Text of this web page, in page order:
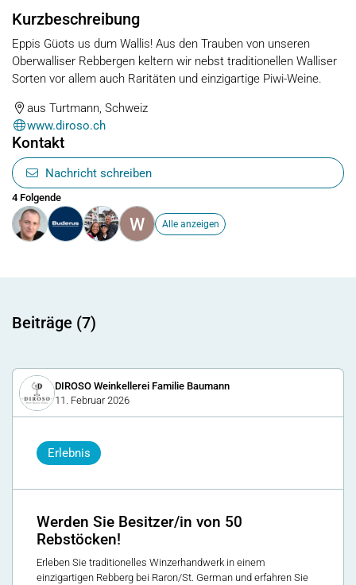
Kurzbeschreibung
Eppis Güots us dum Wallis! Aus den Trauben von unseren
Oberwalliser Rebbergen keltern wir nebst traditionellen Walliser
Sorten vor allem auch Raritäten und einzigartige Piwi-Weine.
aus Turtmann, Schweiz
www.diroso.ch
Kontakt
Nachricht schreiben
4 Folgende
W Alle anzeigen
Beiträge (7)
DIROSO Weinkellerei Familie Baumann
11. Februar 2026
Erlebnis
Werden Sie Besitzer/in von 50
Rebstöcken!
Erleben Sie traditionelles Winzerhandwerk in einem
einzigartigen Rebberg bei Raron/St. German und erfahren Sie